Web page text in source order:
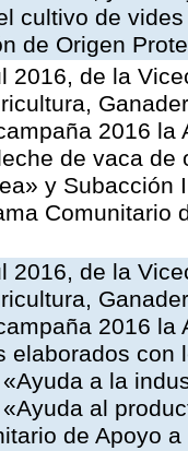
cultivo de
de Origen
2016, de la
2016
de vaca
y Subacción
Comunitario
2016, de la
2016
elaborados
a la
al
de Apoyo